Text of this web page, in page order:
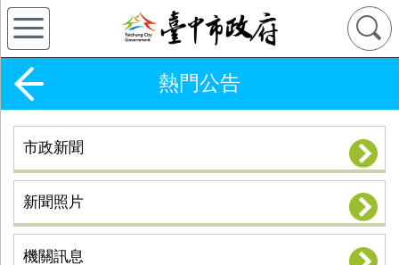
熱門公告
市政新聞
新聞照片
機關訊息